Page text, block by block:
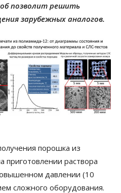
позволит решить
зарубежных аналогов.
порошка из
приготовлении раствора
давлении (10
сложного оборудования.